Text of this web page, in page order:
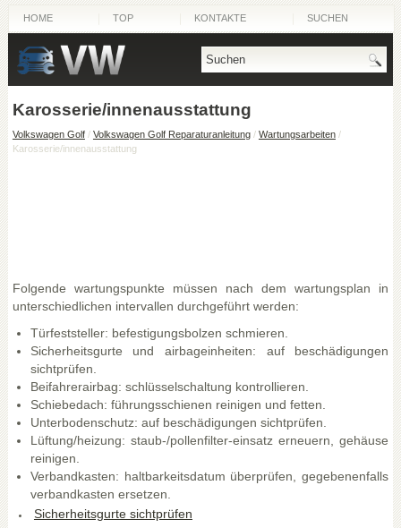
HOME TOP KONTAKTE SUCHEN
Karosserie/innenausstattung
Volkswagen Golf/ Volkswagen Golf Reparaturanleitung/ Wartungsarbeiten/
Karosserie/innenausstattung
Folgende wartungspunkte müssen nach dem wartungsplan in
unterschiedlichen intervallen durchgeführt werden:
Türfeststeller: befestigungsbolzen schmieren.
Sicherheitsgurte und airbageinheiten: auf beschädigungen
sichtprüfen.
Beifahrerairbag: schlüsselschaltung kontrollieren.
Schiebedach: führungsschienen reinigen und fetten.
Unterbodenschutz: auf beschädigungen sichtprüfen.
Lüftung/heizung: staub-/pollenfilter-einsatz erneuern, gehäuse
reinigen.
Verbandkasten: haltbarkeitsdatum überprüfen, gegebenenfalls
verbandkasten ersetzen.
Sicherheitsgurte sichtprüfen